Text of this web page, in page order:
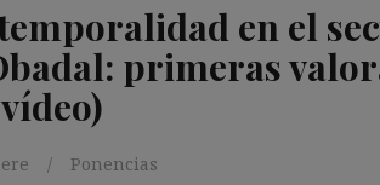
en el
primeras
Ponencias